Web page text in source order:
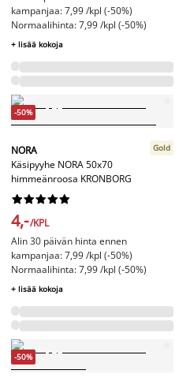
kampanjaa: 7,99 /kpl (-50%)
Normaalihinta: 7,99 /kpl (-50%)
+ lisää kokoja
-50%
NORA
Käsipyyhe NORA 50x70
himmeänroosa KRONBORG
Gold






4,-/KPL
Alin 30 päivän hinta ennen
kampanjaa: 7,99 /kpl (-50%)
Normaalihinta: 7,99 /kpl (-50%)
+ lisää kokoja
-50%